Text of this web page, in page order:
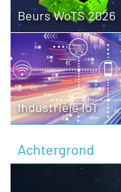
Beurs WoTS 2026
Industriële IoT
Achtergrond